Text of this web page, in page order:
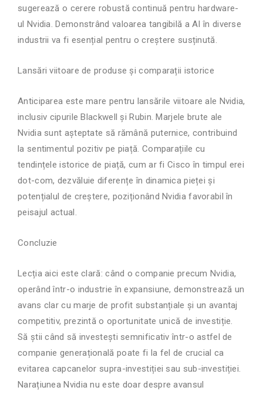
sugerează o cerere robustă continuă pentru hardware-
ul Nvidia. Demonstrând valoarea tangibilă a AI în diverse
industrii va fi esențial pentru o creștere susținută.
Lansări viitoare de produse și comparații istorice
Anticiparea este mare pentru lansările viitoare ale Nvidia,
inclusiv cipurile Blackwell și Rubin. Marjele brute ale
Nvidia sunt așteptate să rămână puternice, contribuind
la sentimentul pozitiv pe piață. Comparațiile cu
tendințele istorice de piață, cum ar fi Cisco în timpul erei
dot-com, dezvăluie diferențe în dinamica pieței și
potențialul de creștere, poziționând Nvidia favorabil în
peisajul actual.
Concluzie
Lecția aici este clară: când o companie precum Nvidia,
operând într-o industrie în expansiune, demonstrează un
avans clar cu marje de profit substanțiale și un avantaj
competitiv, prezintă o oportunitate unică de investiție.
Să știi când să investești semnificativ într-o astfel de
companie generațională poate fi la fel de crucial ca
evitarea capcanelor supra-investiției sau sub-investiției.
Narațiunea Nvidia nu este doar despre avansul